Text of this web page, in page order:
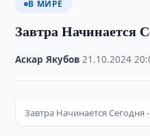
В МИРЕ
Завтра Начинается
Аскар Якубов ·21.10.2024 ·
Завтра Начинается Сегодня -